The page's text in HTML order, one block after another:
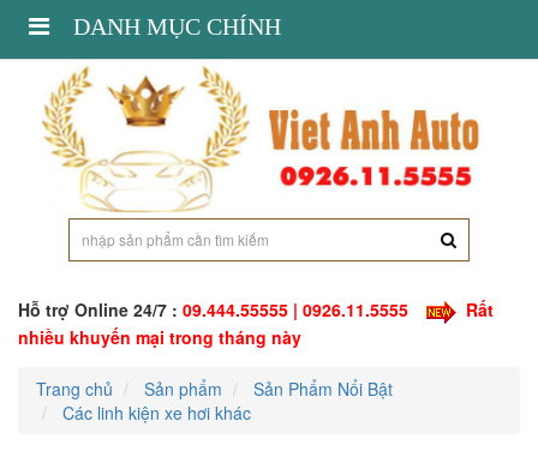
Hỗ trợ Online 24/7 : 09.444.55555 | 0926.11.5555
Rất
nhiều khuyến mại trong tháng này
Toggle
DANH MỤC CHÍNH
Trang chủ Sản phẩm
Sản Phẩm Nổi Bật
Các linh kiện xe hơi khác